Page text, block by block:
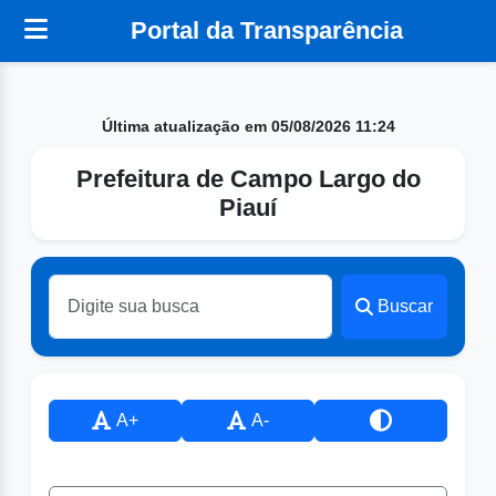
Portal da Transparência
Última atualização em 05/08/2026 11:24
Prefeitura de Campo Largo do
Piauí
Buscar
A+ A-